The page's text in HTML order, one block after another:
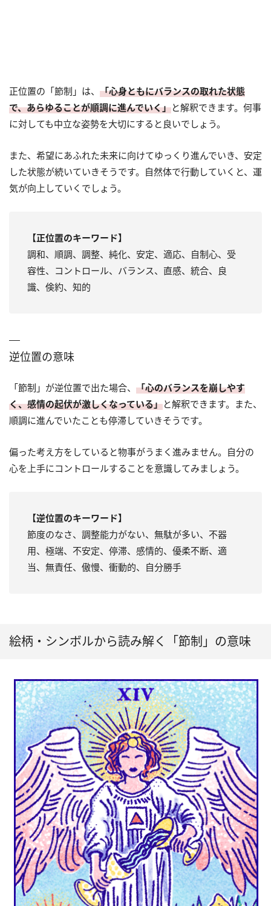
正位置の「節制」は、 「心身ともにバランスの取れた状態
で、あらゆることが順調に進んでいく」と解釈できます。何事
に対しても中立な姿勢を大切にすると良いでしょう。
また、希望にあふれた未来に向けてゆっくり進んでいき、安定
した状態が続いていきそうです。自然体で行動していくと、運
気が向上していくでしょう。
【正位置のキーワード】
調和、順調、調整、純化、安定、適応、自制心、受
容性、コントロール、バランス、直感、統合、良
識、倹約、知的
逆位置の意味
「節制」が逆位置で出た場合、 「心のバランスを崩しやす
く、感情の起伏が激しくなっている」と解釈できます。また、
順調に進んでいたことも停滞していきそうです。
偏った考え方をしていると物事がうまく進みません。自分の
心を上手にコントロールすることを意識してみましょう。
【逆位置のキーワード】
節度のなさ、調整能力がない、無駄が多い、不器
用、極端、不安定、停滞、感情的、優柔不断、適
当、無責任、傲慢、衝動的、自分勝手
絵柄・シンボルから読み解く「節制」の意味